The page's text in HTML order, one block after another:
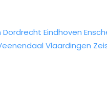
Dordrecht Eindhoven
Vlaardingen